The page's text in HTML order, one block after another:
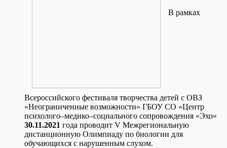
В рамках
Всероссийского фестиваля творчества детей с ОВЗ
«Неограниченные возможности» ГБОУ СО «Центр
психолого–медико–социального сопровождения «Эхо»
30.11.2021 года проводит V Межрегиональную
дистанционную Олимпиаду по биологии для
обучающихся с нарушенным слухом.